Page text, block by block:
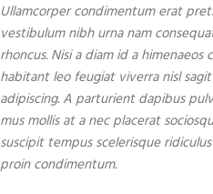
Ullamcorper condimentum erat
vestibulum nibh urna nam
rhoncus. Nisi a diam id a
habitant leo feugiat viverra nisl
adipiscing. A parturient dapibus
mus mollis at a nec placerat
suscipit tempus scelerisque
proin condimentum.